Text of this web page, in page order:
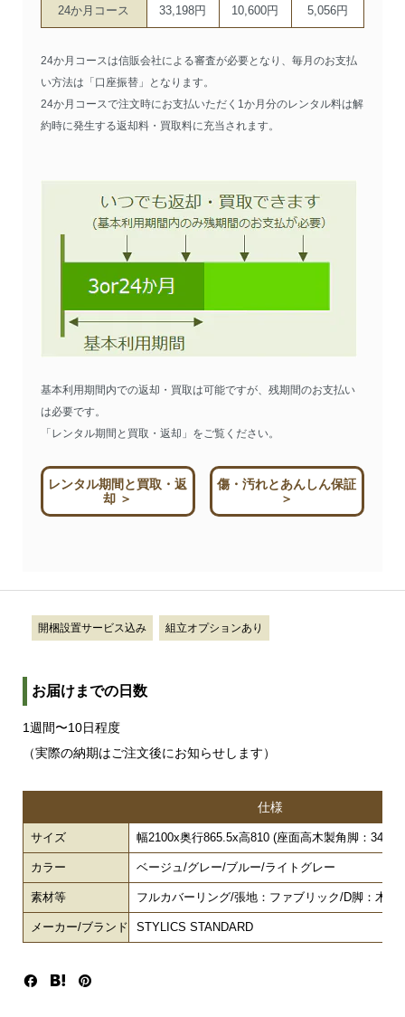
24か月コース 33,198円 10,600円 5,056円
24か月コースは信販会社による審査が必要となり、毎月のお支払
い方法は「口座振替」となります。
24か月コースで注文時にお支払いただく1か月分のレンタル料は解
約時に発生する返却料・買取料に充当されます。
基本利用期間内での返却・買取は可能ですが、残期間のお支払い
は必要です。
「レンタル期間と買取・返却」をご覧ください。
レンタル期間と買取・返
却 ＞
傷・汚れとあんしん保証
＞
開梱設置サービス込み 組立オプションあり
お届けまでの日数
1週間〜10日程度
（実際の納期はご注文後にお知らせします）
仕様
サイズ 幅2100x奥行865.5x高810 (座面高木製角脚：345/
カラー ベージュ/グレー/ブルー/ライトグレー
素材等 フルカバーリング/張地：ファブリック/D脚：木製
メーカー/ブランド STYLICS STANDARD